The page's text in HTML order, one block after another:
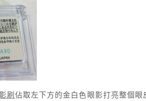
刷佔取左下方的金白色眼影打亮整個眼